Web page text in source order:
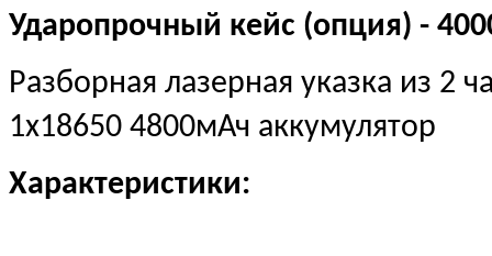
Ударопрочный кейс (опция) -
Разборная лазерная указка из 2
1х18650 4800мАч аккумулятор
Характеристики: